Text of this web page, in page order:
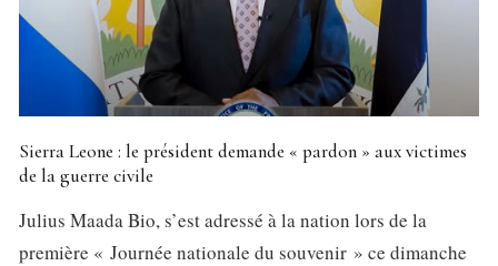
Sierra Leone : le président demande « pardon » aux victimes
de la guerre civile
Julius Maada Bio, s’est adressé à la nation lors de la
première « Journée nationale du souvenir » ce dimanche